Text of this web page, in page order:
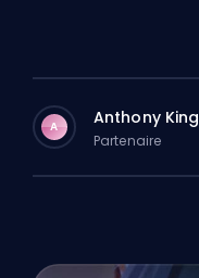
A Anthony King
Partenaire